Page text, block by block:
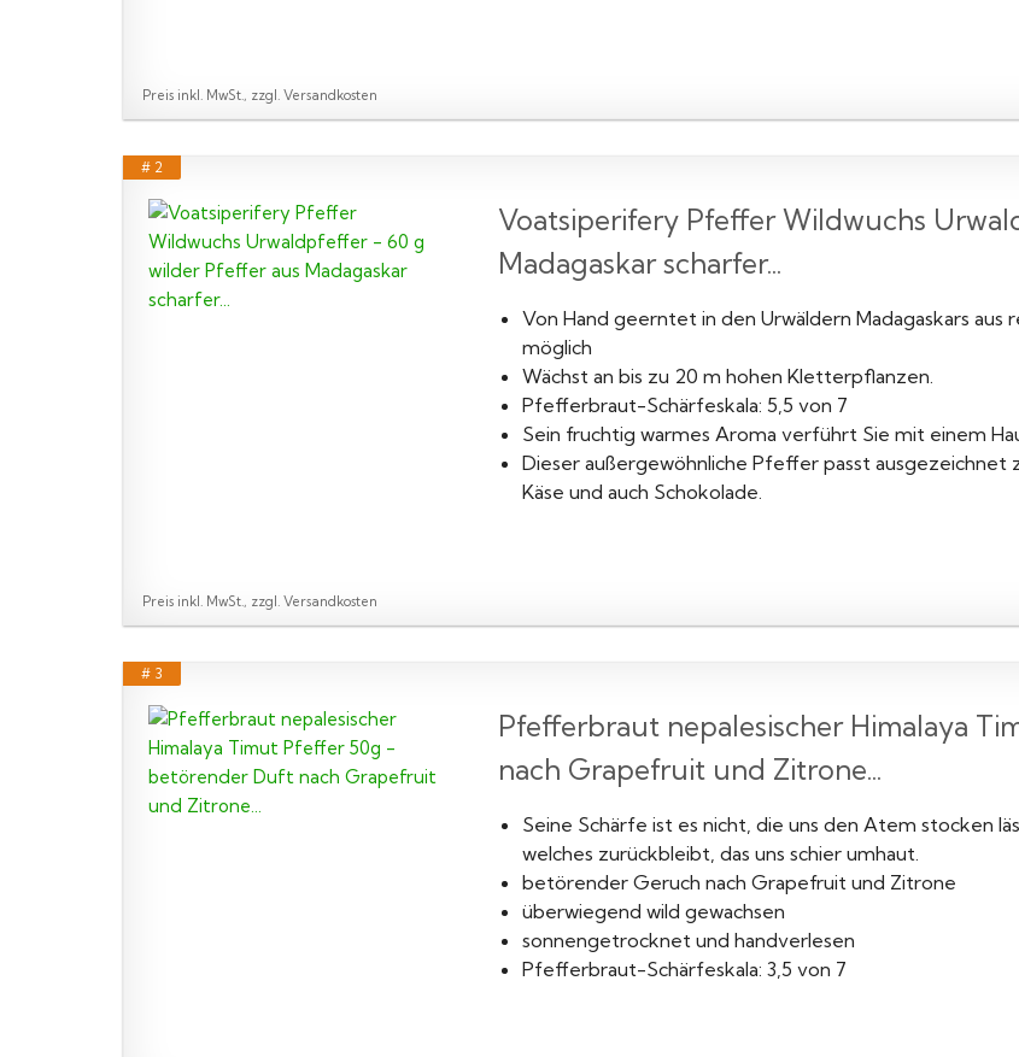
Preis inkl. MwSt., zzgl. Versandkosten
# 2
Voatsiperifery Pfeffer Wildwuchs
Madagaskar scharfer...
Von Hand geerntet in den Urwäldern Madagaskars
möglich
Wächst an bis zu 20 m hohen Kletterpflanzen.
Pfefferbraut-Schärfeskala: 5,5 von 7
Sein fruchtig warmes Aroma verführt Sie mit einem
Dieser außergewöhnliche Pfeffer passt ausgezeichnet
Käse und auch Schokolade.
Preis inkl. MwSt., zzgl. Versandkosten
# 3
Pfefferbraut nepalesischer Himalaya
nach Grapefruit und Zitrone...
Seine Schärfe ist es nicht, die uns den Atem stocken
welches zurückbleibt, das uns schier umhaut.
betörender Geruch nach Grapefruit und Zitrone
überwiegend wild gewachsen
sonnengetrocknet und handverlesen
Pfefferbraut-Schärfeskala: 3,5 von 7